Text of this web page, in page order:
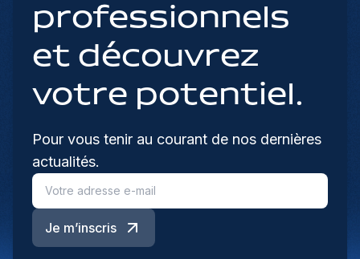
professionnels
et découvrez
votre potentiel.
Pour vous tenir au courant de nos dernières
actualités.
Je m’inscris